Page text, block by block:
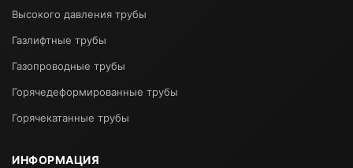
Высокого давления трубы
Газлифтные трубы
Газопроводные трубы
Горячедеформированные трубы
Горячекатанные трубы
ИНФОРМАЦИЯ